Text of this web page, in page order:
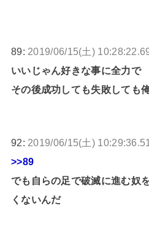
89: 2019/06/15(土)
いいじゃん好きな事に全力で
その後成功しても失敗しても
92: 2019/06/15(土)
>>89
でも自らの足で破滅に進む奴
くないんだ